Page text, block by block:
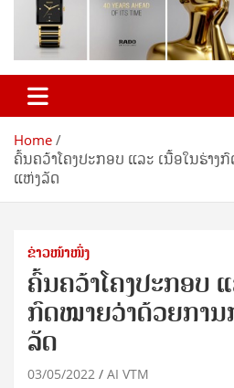
Home
ຄົ້ນຄວ້າໂຄງປະກອບ ແລະ ເນື້ອໃນຮ່າ
ແຫ່ງລັດ
ຂ່າວໜ້າໜຶ່ງ
ຄົ້ນຄວ້າໂຄງປະກອບ ແ
ກົດໝາຍວ່າດ້ວຍກາ
ລັດ
03/05/2022 AI VTM